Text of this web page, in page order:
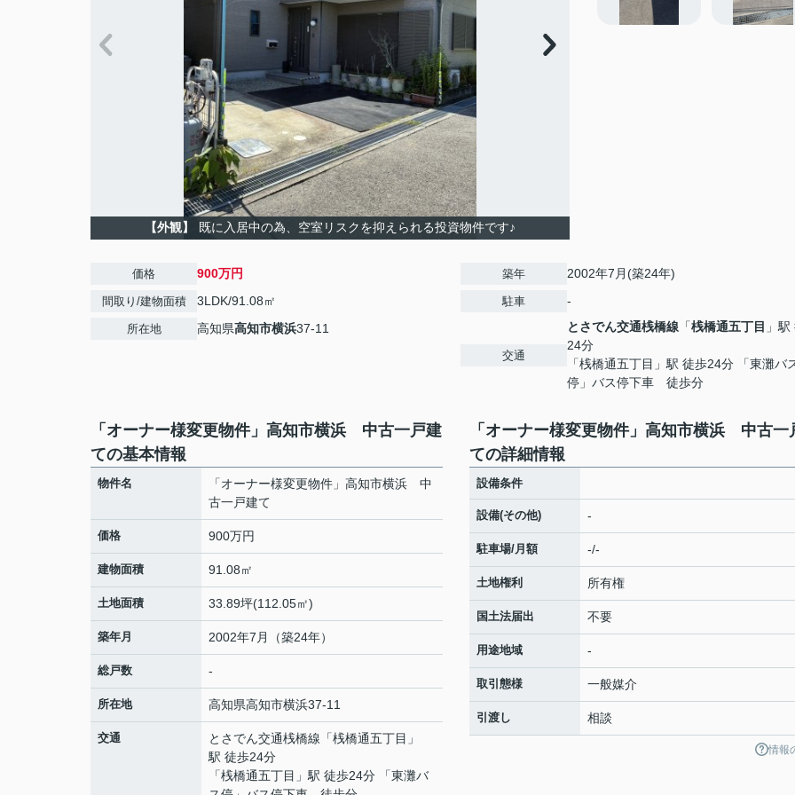
【外観】 既に入居中の為、空室リスクを抑えられる投資物件です♪
価格 900万円
間取り/建物面積 3LDK/91.08㎡
所在地 高知県高知市横浜37-11
築年 2002年7月(築24年)
駐車 -
交通
とさでん交通桟橋線 「桟橋通五丁目 」
24分
「桟橋通五丁目」駅 徒歩24分 「東灘バ
停」バス停下車 徒歩分
「オーナー様変更物件」高知市横浜 中古一戸建
ての基本情報
物件名
「オーナー様変更物件」高知市横浜 中
古一戸建て
価格 900万円
建物面積 91.08㎡
土地面積 33.89坪(112.05㎡)
築年月 2002年7月（築24年）
総戸数 -
所在地 高知県高知市横浜37-11
交通 とさでん交通桟橋線 「桟橋通五丁目 」
駅 徒歩24分
「桟橋通五丁目」駅 徒歩24分 「東灘バ
「オーナー様変更物件」高知市横浜 中古一
ての詳細情報
設備条件
設備(その他) -
駐車場/月額 -/-
土地権利 所有権
国土法届出 不要
用途地域 -
取引態様 一般媒介
引渡し 相談
情報